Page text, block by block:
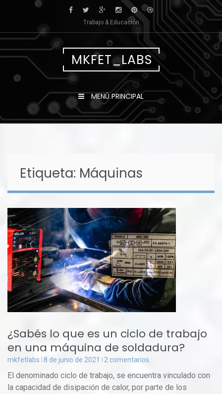
Trabajo & Educación
MKFET_LABS
MENÚ PRINCIPAL
Etiqueta: Máquinas
¿Sabés lo que es un ciclo de trabajo
en una máquina de soldadura?
mkfetlabs 8 de junio de 2021 2 comentarios
El denominado ciclo de trabajo, se encuentra vinculado con
la capacidad de disipación de calor, por parte de los